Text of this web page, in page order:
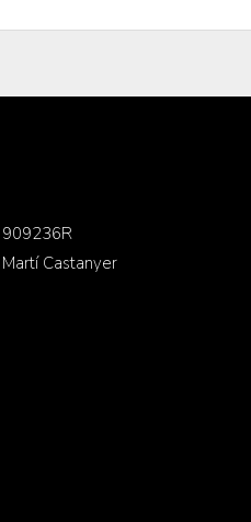
909236R
Castanyer